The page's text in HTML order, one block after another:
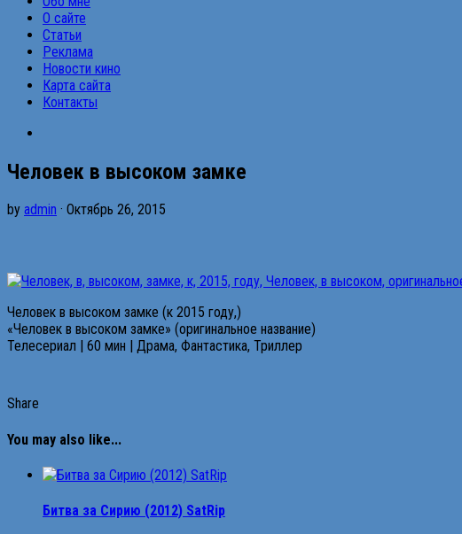
О сайте
Статьи
Реклама
Новости кино
Карта сайта
Контакты
Человек в высоком замке
by admin · Октябрь 26, 2015
Человек в высоком замке (к 2015 году,)
«Человек в высоком замке» (оригинальное название)
Телесериал | 60 мин | Драма, Фантастика, Триллер
Share
You may also like...
Битва за Сирию (2012) SatRip